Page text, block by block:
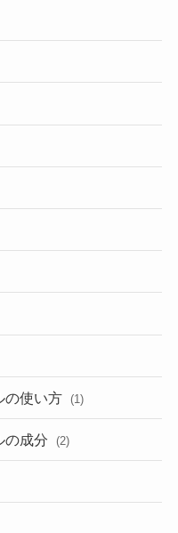
の使い方 (1)
の成分 (2)